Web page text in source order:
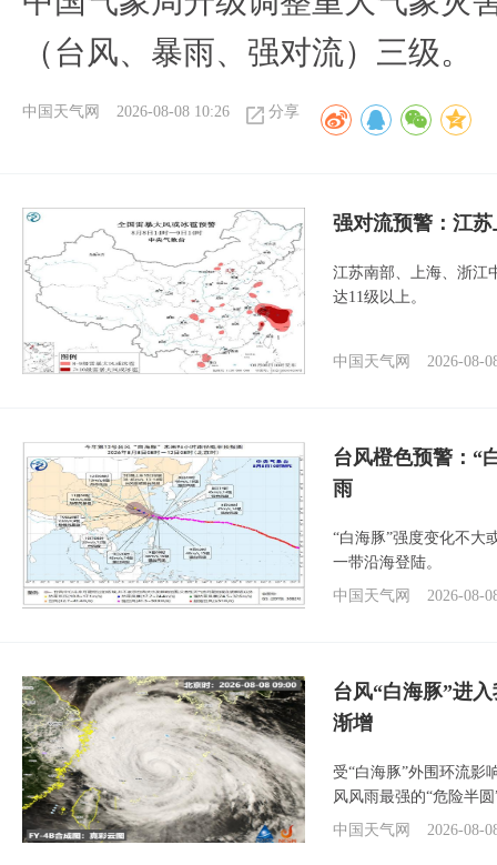
（台风、暴雨、强对流）三级。
中国天气网 2026-08-08 10:26 分享
强对流预警：江
江苏南部、上海、浙江
达11级以上。
中国天气网 2026-08-
台风橙色预警：“
雨
“白海豚”强度变化不大
一带沿海登陆。
中国天气网
2026-08-
台风“白海豚”进
渐增
受“白海豚”外围环流影
风风雨最强的“危险半
中国天气网
2026-08-